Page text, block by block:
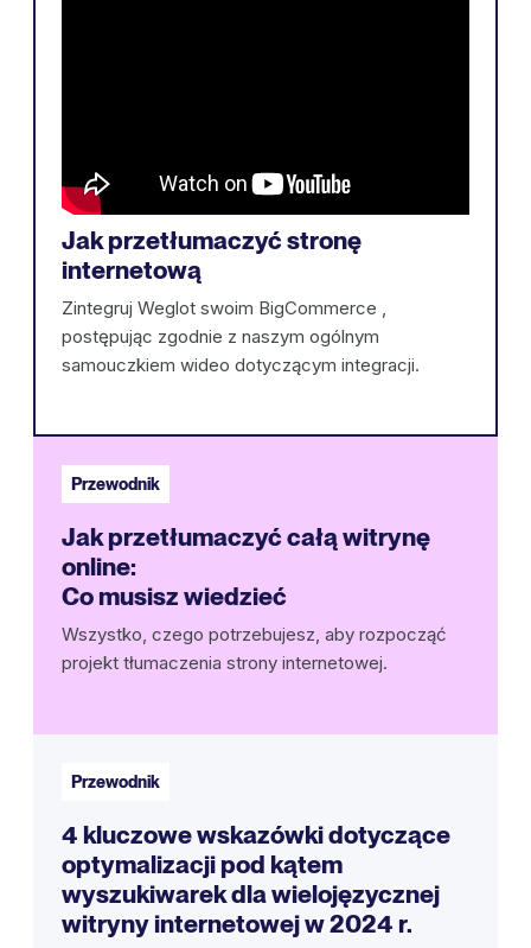
Jak przetłumaczyć stronę
internetową
Zintegruj Weglot swoim BigCommerce ,
postępując zgodnie z naszym ogólnym
samouczkiem wideo dotyczącym integracji.
Przewodnik
Jak przetłumaczyć całą witrynę
online:
Co musisz wiedzieć
Wszystko, czego potrzebujesz, aby rozpocząć
projekt tłumaczenia strony internetowej.
Przewodnik
4 kluczowe wskazówki dotyczące
optymalizacji pod kątem
wyszukiwarek dla wielojęzycznej
witryny internetowej w 2024 r.